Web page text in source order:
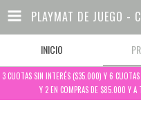
INICIO
3 CUOTAS SIN INTERÉS ($35.000) Y 6
Y 2 EN COMPRAS DE $85.000 Y